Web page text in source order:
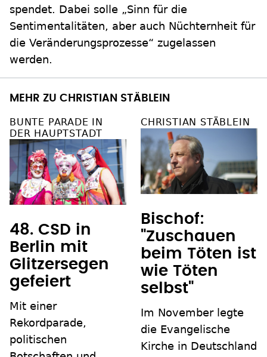
spendet. Dabei solle „Sinn für die
Sentimentalitäten, aber auch Nüchternheit für
die Veränderungsprozesse“ zugelassen
werden.
MEHR ZU CHRISTIAN STÄBLEIN
BUNTE PARADE IN
DER HAUPTSTADT
48. CSD in
Berlin mit
Glitzersegen
gefeiert
Mit einer
Rekordparade,
politischen
CHRISTIAN STÄBLEIN
Bischof:
"Zuschauen
beim Töten ist
wie Töten
selbst"
Im November legte
die Evangelische
Kirche in Deutschland